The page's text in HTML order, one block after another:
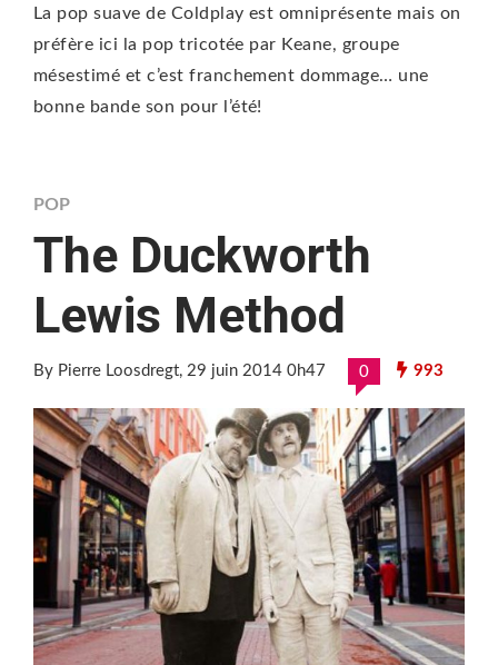
La pop suave de Coldplay est omniprésente mais on
préfère ici la pop tricotée par Keane, groupe
mésestimé et c’est franchement dommage… une
bonne bande son pour l’été!
POP
The Duckworth
Lewis Method
By Pierre Loosdregt, 29 juin 2014 0h47 0 993